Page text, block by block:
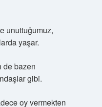
unuttuğumuz,
yaşar.
de bazen
gibi.
oy vermekten